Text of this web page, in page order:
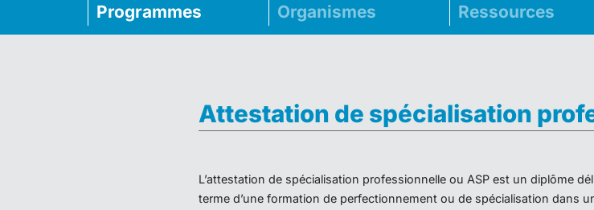
Programmes Organismes Ressources
Attestation de spécialisation
L’attestation de spécialisation professionnelle ou ASP est un diplôme
terme d’une formation de perfectionnement ou de spécialisation dans